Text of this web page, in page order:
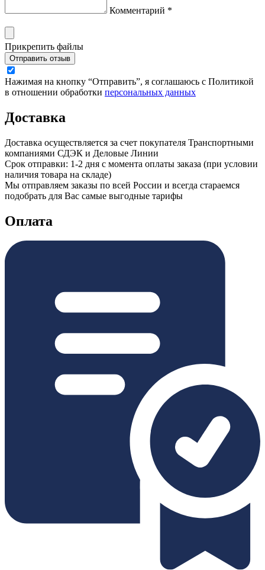
Комментарий *
Прикрепить файлы
Отправить отзыв
Нажимая на кнопку “Отправить”, я соглашаюсь с Политикой
в отношении обработки персональных данных
Доставка
Доставка осуществляется за счет покупателя Транспортными
компаниями СДЭК и Деловые Линии
Срок отправки: 1-2 дня с момента оплаты заказа (при условии
наличия товара на складе)
Мы отправляем заказы по всей России и всегда стараемся
подобрать для Вас самые выгодные тарифы
Оплата